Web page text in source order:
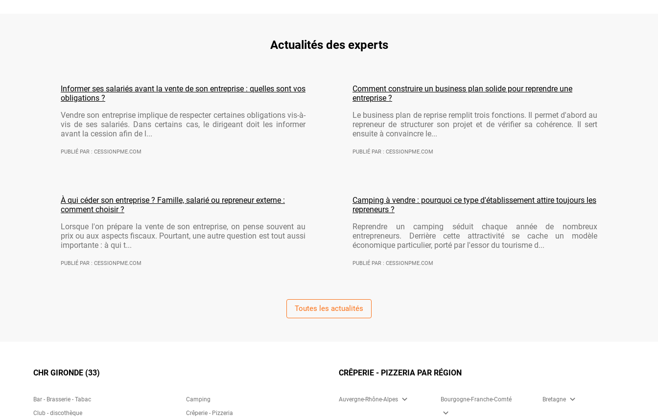
Actualités des experts
Informer ses salariés avant la vente de son entreprise : quelles sont vos
obligations ?
Vendre son entreprise implique de respecter certaines obligations vis-à-
vis de ses salariés. Dans certains cas, le dirigeant doit les informer
avant la cession afin de l...
PUBLIÉ PAR : CESSIONPME.COM
Comment construire un business plan solide pour reprendre une
entreprise ?
Le business plan de reprise remplit trois fonctions. Il permet d'abord au
repreneur de structurer son projet et de vérifier sa cohérence. Il sert
ensuite à convaincre le...
PUBLIÉ PAR : CESSIONPME.COM
À qui céder son entreprise ? Famille, salarié ou repreneur externe :
comment choisir ?
Lorsque l'on prépare la vente de son entreprise, on pense souvent au
prix ou aux aspects fiscaux. Pourtant, une autre question est tout aussi
importante : à qui t...
PUBLIÉ PAR : CESSIONPME.COM
Camping à vendre : pourquoi ce type d'établissement attire toujours les
repreneurs ?
Reprendre un camping séduit chaque année de nombreux
entrepreneurs. Derrière cette attractivité se cache un modèle
économique particulier, porté par l'essor du tourisme d...
PUBLIÉ PAR : CESSIONPME.COM
Toutes les actualités
CHR GIRONDE (33)
Bar - Brasserie - Tabac
Camping
Club - discothèque
Crêperie - Pizzeria
CRÊPERIE - PIZZERIA PAR RÉGION
Auvergne-Rhône-Alpes expand_more Bourgogne-Franche-Comté
expand_more
Bretagne expand_more